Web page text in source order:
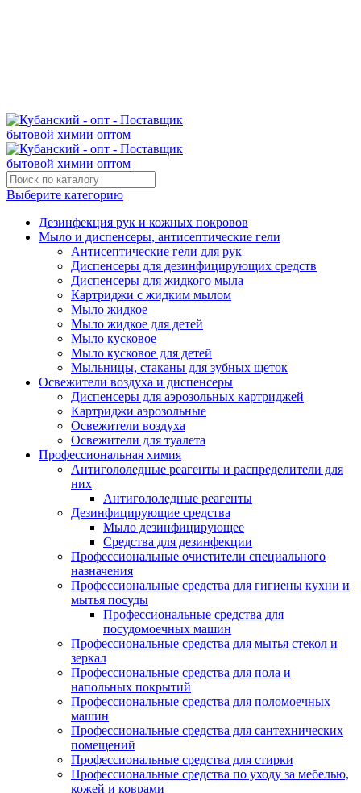
Выберите категорию
Дезинфекция рук и кожных покровов
Мыло и диспенсеры, антисептические гели
Антисептические гели для рук
Диспенсеры для дезинфицирующих средств
Диспенсеры для жидкого мыла
Картриджи с жидким мылом
Мыло жидкое
Мыло жидкое для детей
Мыло кусковое
Мыло кусковое для детей
Мыльницы, стаканы для зубных щеток
Освежители воздуха и диспенсеры
Диспенсеры для аэрозольных картриджей
Картриджи аэрозольные
Освежители воздуха
Освежители для туалета
Профессиональная химия
Антигололедные реагенты и распределители для
них
Антигололедные реагенты
Дезинфицирующие средства
Мыло дезинфицирующее
Средства для дезинфекции
Профессиональные очистители специального
назначения
Профессиональные средства для гигиены кухни и
мытья посуды
Профессиональные средства для
посудомоечных машин
Профессиональные средства для мытья стекол и
зеркал
Профессиональные средства для пола и
напольных покрытий
Профессиональные средства для поломоечных
машин
Профессиональные средства для сантехнических
помещений
Профессиональные средства для стирки
Профессиональные средства по уходу за мебелью,
кожей и коврами